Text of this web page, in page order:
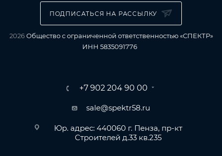
ПОДПИСАТЬСЯ НА РАССЫЛКУ
2026Общество с ограниченной ответственностью «СПЕКТР»
ИНН 5835091776
+7 902 204 90 00
sale@spektr58.ru
Юр. адрес: 440060 г. Пенза, пр-кт
Строителей д.33 кв.235